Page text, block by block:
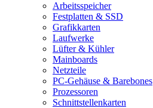
Arbeitsspeicher
Festplatten & SSD
Grafikkarten
Laufwerke
Lüfter & Kühler
Mainboards
Netzteile
PC-Gehäuse & Barebones
Prozessoren
Schnittstellenkarten